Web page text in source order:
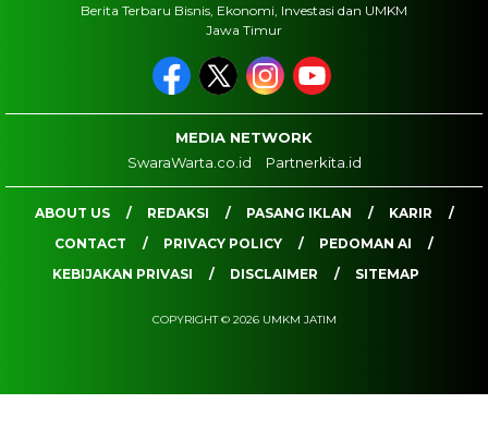
Berita Terbaru Bisnis, Ekonomi, Investasi dan UMKM
Jawa Timur
MEDIA NETWORK
SwaraWarta.co.id
Partnerkita.id
ABOUT US REDAKSI PASANG IKLAN
KARIR
CONTACT
PRIVACY POLICY
PEDOMAN AI
KEBIJAKAN PRIVASI
DISCLAIMER SITEMAP
COPYRIGHT © 2026 UMKM JATIM